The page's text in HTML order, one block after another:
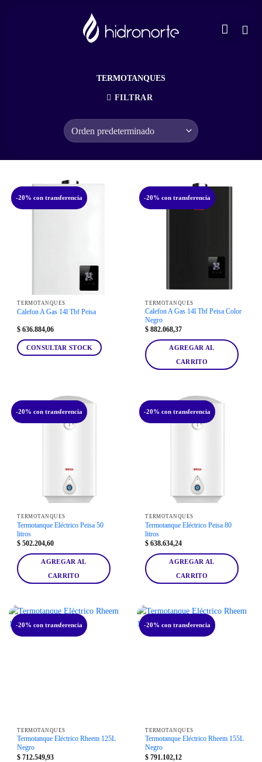
TERMOTANQUES
FILTRAR
-20% con transferencia
TERMOTANQUES
Calefon A Gas 14l Tbf Peisa
$ 636.884,06
CONSULTAR STOCK
-20% con transferencia
TERMOTANQUES
Calefon A Gas 14l Tbf Peisa Color
Negro
$ 882.068,37
AGREGAR AL
CARRITO
-20% con transferencia
TERMOTANQUES
Termotanque Eléctrico Peisa 50
litros
$ 502.204,60
AGREGAR AL
CARRITO
-20% con transferencia
TERMOTANQUES
Termotanque Eléctrico Peisa 80
litros
$ 638.634,24
AGREGAR AL
CARRITO
-20% con transferencia
TERMOTANQUES
Termotanque Eléctrico Rheem 125L
Negro
$ 712.549,93
-20% con transferencia
TERMOTANQUES
Termotanque Eléctrico Rheem 155L
Negro
$ 791.102,12